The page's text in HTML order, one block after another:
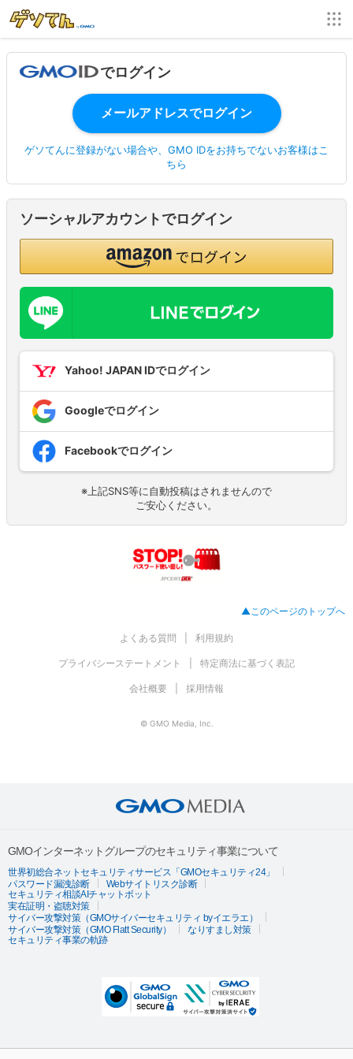
でログイン
ゲソてんに登録がない場合や、GMO IDをお持ちでないお客様はこ
ちら
ソーシャルアカウントでログイン
Yahoo! JAPAN IDでログイン
Googleでログイン
Facebookでログイン
※上記SNS等に自動投稿はされませんので
ご安心ください。
▲このページのトップへ
よくある質問 利用規約
プライバシーステートメント 特定商法に基づく表記
会社概要 採用情報
© GMO Media, Inc.
GMOインターネットグループのセキュリティ事業について
世界初総合ネットセキュリティサービス「GMOセキュリティ24」
パスワード漏洩診断
Webサイトリスク診断
セキュリティ相談AIチャットボット
実在証明・盗聴対策
サイバー攻撃対策（GMOサイバーセキュリティ byイエラエ）
サイバー攻撃対策（GMO Flatt Security）
なりすまし対策
セキュリティ事業の軌跡